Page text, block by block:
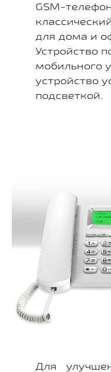
GSM-
для дома и
Устройство
мобильного
устройство
подсветкой.
Для